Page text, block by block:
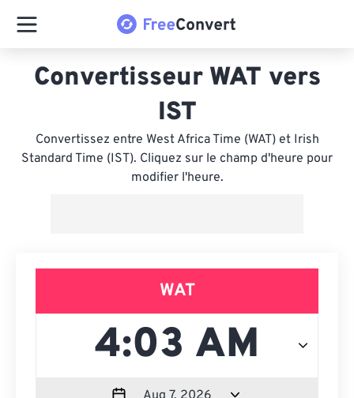
Convertisseur WAT vers
IST
Convertissez entre West Africa Time (WAT) et Irish
Standard Time (IST). Cliquez sur le champ d'heure pour
modifier l'heure.
WAT